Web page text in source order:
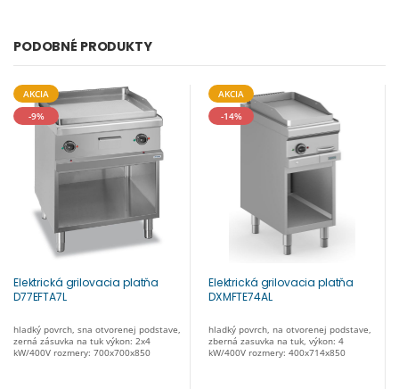
PODOBNÉ PRODUKTY
AKCIA
-9%
Elektrická grilovacia platňa
D77EFTA7L
hladký povrch, sna otvorenej podstave,
zerná zásuvka na tuk výkon: 2x4
kW/400V rozmery: 700x700x850
AKCIA
-14%
Elektrická grilovacia platňa
DXMFTE74AL
hladký povrch, na otvorenej podstave,
zberná zasuvka na tuk, výkon: 4
kW/400V rozmery: 400x714x850